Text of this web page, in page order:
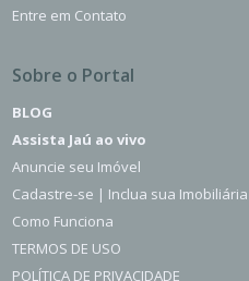
Entre em Contato
Sobre o Portal
BLOG
Assista Jaú ao vivo
Anuncie seu Imóvel
Cadastre-se | Inclua sua Imobiliária
Como Funciona
TERMOS DE USO
POLÍTICA DE PRIVACIDADE